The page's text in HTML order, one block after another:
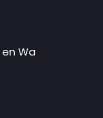
Wa